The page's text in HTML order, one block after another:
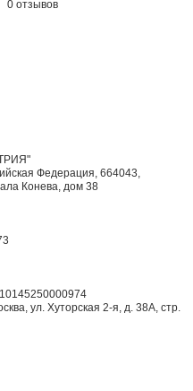
0 отзывов
Федерация, 664043,
Конева, дом 38
ул. Хуторская 2-я, д. 38А, стр.